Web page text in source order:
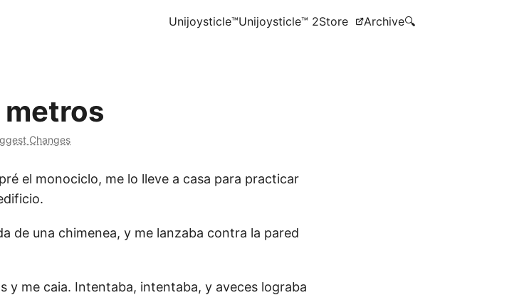
Unijoysticle™Unijoysticle™ 2Store Archive🔍
Changes
el monociclo, me lo lleve a casa para practicar
de una chimenea, y me lanzaba contra la pared
y me caia. Intentaba, intentaba, y aveces lograba